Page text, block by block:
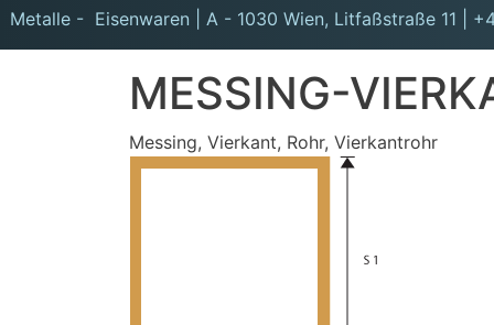
Metalle - Eisenwaren | A - 1030 Wien, Litfaßstraße 11
MESSING-
Messing, Vierkant, Rohr, Vierkantrohr